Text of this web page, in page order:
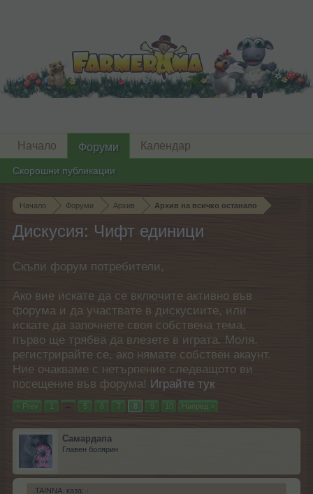
Начало Форуми Архив Архив на всичко останало
Дискусия: Чифт единици
Скъпи форум потребители,
Ако вие искате да се включите активно във
форума и да участвате в дискусиите, или
искате да започнете своя собствена тема,
първо ще трябва да влезете в играта. Моля,
регистрирайте се, ако нямате собствен акаунт.
Ние очакваме с нетърпение следващото ви
посещение във форума! Играйте тук
< Prev 1 ← 5 6 7 8 9 10 Напред >
Самардапа
Главен болярин
.TAINNA. каза: ↑
Начало Форуми
Скорошни публикации
Календар